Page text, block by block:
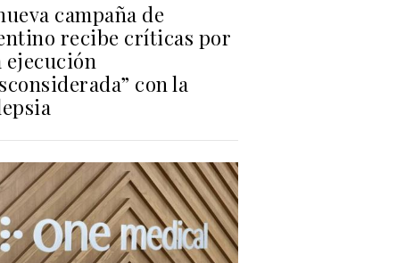
campaña de
recibe críticas por
ejecución
con la